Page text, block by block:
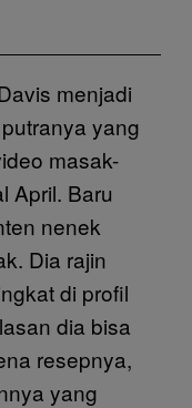
menjadi
yang
masak-
April. Baru
nenek
Dia rajin
di profil
dia bisa
resepnya,
yang